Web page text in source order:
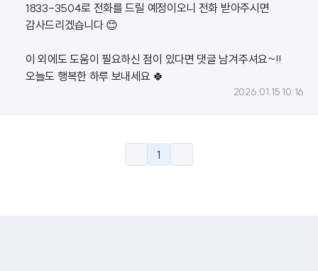
1833-3504로 전화를 드릴 예정이오니 전화 받아주시면
감사드리겠습니다 😊
이 외에도 도움이 필요하신 점이 있다면 댓글 남겨주셔요~!!
오늘도 행복한 하루 보내세요 🍀
2026.01.15 10:16
1